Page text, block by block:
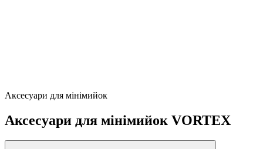
Аксесуари для мінімийок
Аксесуари для мінімийок VORTEX